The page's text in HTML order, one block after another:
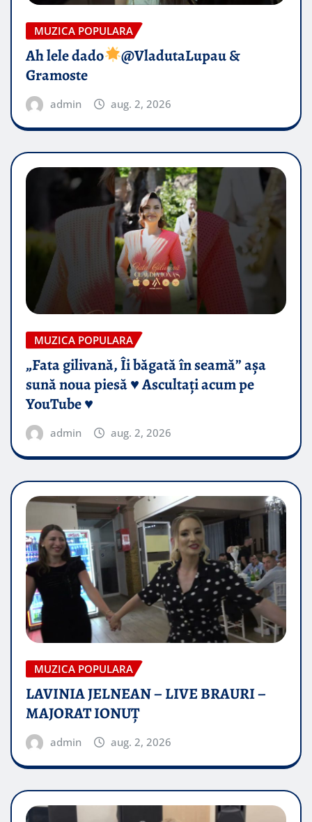
MUZICA POPULARA
Ah lele dado​
@VladutaLupau &
Gramoste
admin aug. 2, 2026
MUZICA POPULARA
„Fata gilivană, Îi băgată în seamă” așa
sună noua piesă ♥️ Ascultați acum pe
YouTube ♥️
admin aug. 2, 2026
MUZICA POPULARA
LAVINIA JELNEAN – LIVE BRAURI –
MAJORAT IONUŢ
admin aug. 2, 2026